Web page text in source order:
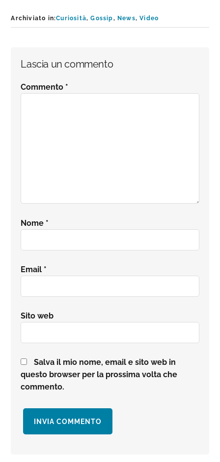
Archiviato in:Curiosità,Gossip,News,Video
Interazioni
del
Lascia un commento
Commento *
Nome *
Email *
Sito web
Salva il mio nome, email e sito web in
questo browser per la prossima volta che
commento.